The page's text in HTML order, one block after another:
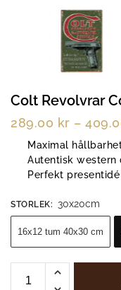
Colt Revolvrar
289.00 kr –
Maximal
Autentisk western
Perfekt presentidé
STORLEK: 30x20cm
16x12 tum 40x30 cm